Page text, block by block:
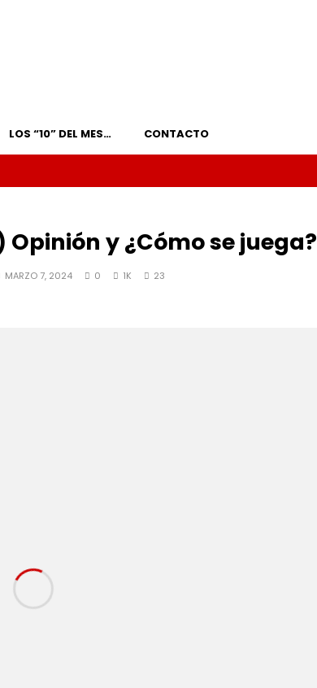
LOS “10” DEL MES… CONTACTO
y ¿Cómo se juega?
MARZO 7, 2024 0 1K 23